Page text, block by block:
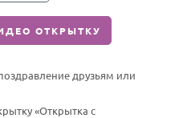
ОТКРЫТКУ
друзьям или
«Открытка с